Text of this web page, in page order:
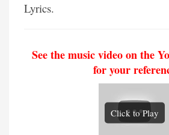
Lyrics.
See the music video on the
for your
Click to Play